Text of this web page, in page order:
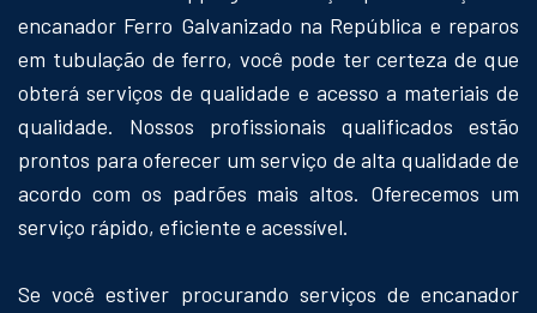
encanador Ferro Galvanizado na República e reparos
em tubulação de ferro, você pode ter certeza de que
obterá serviços de qualidade e acesso a materiais de
qualidade. Nossos profissionais qualificados estão
prontos para oferecer um serviço de alta qualidade de
acordo com os padrões mais altos. Oferecemos um
serviço rápido, eficiente e acessível.
Se você estiver procurando serviços de encanador